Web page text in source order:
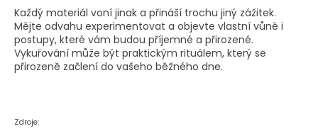
Každý materiál voní jinak a přináší trochu jiný zážitek.
Mějte odvahu experimentovat a objevte vlastní vůně i
postupy, které vám budou příjemné a přirozené.
Vykuřování může být praktickým rituálem, který se
přirozeně začlení do vašeho běžného dne.
Zdroje: